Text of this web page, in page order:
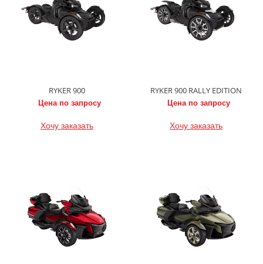
RYKER 900
Цена по запросу
Хочу заказать
RYKER 900 RALLY EDITION
Цена по запросу
Хочу заказать